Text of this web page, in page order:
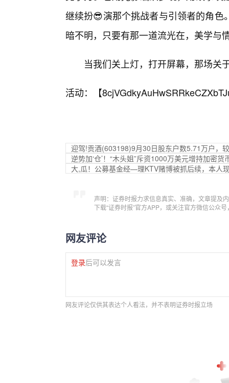
继续扮😎演那个挑战者与引领者的角
暗不明，只要有那一道流光在，美学与
当我们关上灯，打开屏幕，那场关
活动：【
迎驾!贡酒(603198)9月30日股东户数5.71万户，
逆势加‘仓’！“木头姐”斥资1000万美元增持加密货
大,瓜！公募基金经—理KTV赌博被抓后续，本人
声明：证券时报力求信息真实、准确，文章提及
下载“证券时报”官方APP，或关注官方微信公众
网友评论
登录后可以发言
网友评论仅供其表达个人看法，并不表明证券时报立场